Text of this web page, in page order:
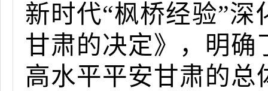
新时代“枫桥经验”
甘肃的决定》
，明确
高水平平安甘肃的总